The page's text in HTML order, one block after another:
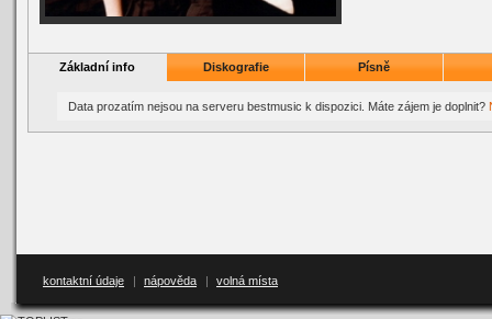
Základní info Diskografie Písně
Data prozatím nejsou na serveru bestmusic k dispozici. Máte zájem je doplnit?
kontaktní údaje nápověda volná místa